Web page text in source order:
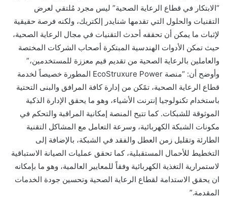
“الابتكار في قطاع الرعاية الصحية” ليس مجرد مُلتقي لعرض
التقنيات والحلول التي تقدمها شنايدر إلكتريك، ولكنه فرصة حقيقية
لإثبات ما يمكن أن تحققه أحدث التقنيات في مجال الرعاية الصحية،
حيث تمكن الأدوات الهندسية المبتكرة أصحاب الشركات المختصة
والعاملين بالرعاية الصحية من تقديم قيم معززة للمستخدمين،”
وأوضح أن: “منصة EcoStruxure Power المطورة خصيصاً لخدمة
قطاع الرعاية الصحية، تمًكن من إدارة كافة المرافق والبنى التحتية
باستخدام تكنولوجيا إنترنت الأشياء، وهو ما يحقق الإدارة الذكية
الموثوقة للشبكات. كما تتيح المنصة إمكانية المراقبة والتحكم في
مكونات الشبكة الكهربائية، وسرعة التعامل مع المشاكل التقنية
الطارئة وتقليل زمن العطل والفقد في الشبكة، بالإضافة إلى
التخطيط للأحمال المستقبلية، كما تحقق عمليات الصيانة الاستباقية
لاستمرارية التغذية الكهربائية وفقاً للمعايير العالمية، وهو ما بإمكانه
ان يحقق الاستدامة لقطاع الرعاية الصحية وتحسين جودة الخدمات
المقدمة.”